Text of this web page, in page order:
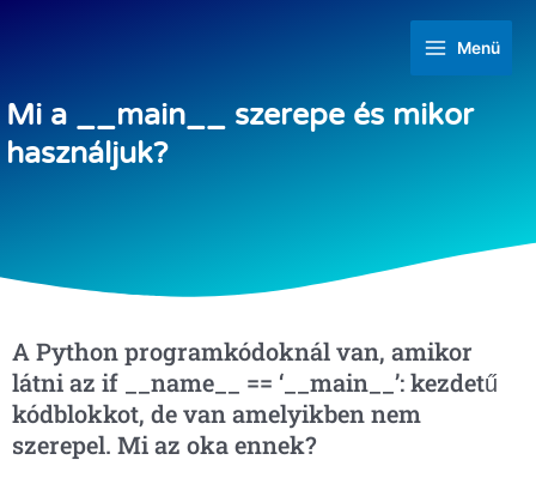
Menü
Mi a __main__ szerepe és mikor
használjuk?
A Python programkódoknál van, amikor
látni az if __name__ == ‘__main__’: kezdetű
kódblokkot, de van amelyikben nem
szerepel. Mi az oka ennek?